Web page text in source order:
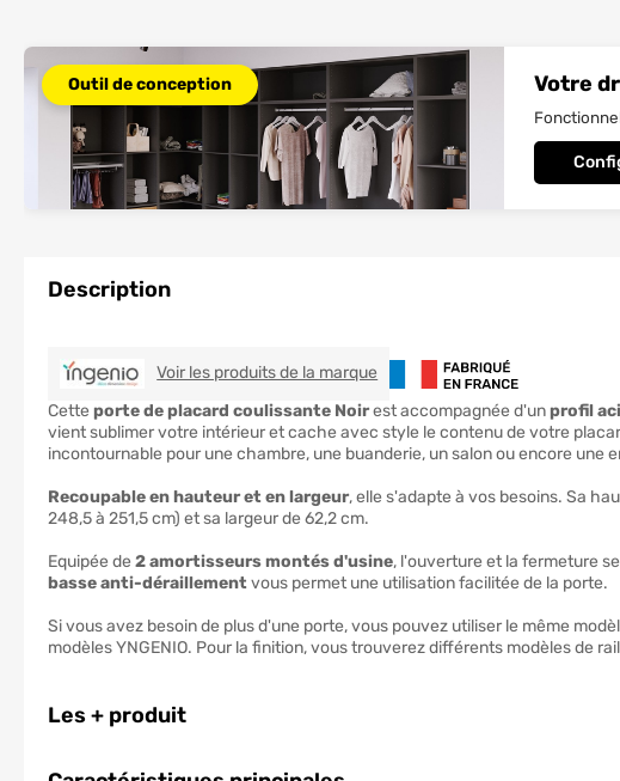
Outil de conception Votre
Description
Voir les produits de la marque YNGENIO
Cette porte de placard coulissante Noirest accompagnée d'unprofil
vient sublimer votre intérieur et cache avec style le contenu de votre
incontournable pour une chambre, une buanderie, un salon ou encore une
Recoupable en hauteur et en largeur, elle s'adapte à vos besoins. Sa
248,5 à 251,5 cm) et sa largeur de 62,2 cm.
Equipée de 2 amortisseurs montés d'usine, l'ouverture et la fermeture
basse anti-déraillementvous permet une utilisation facilitée de la porte.
Si vous avez besoin de plus d'une porte, vous pouvez utiliser le même
modèles YNGENIO. Pour la finition, vous trouverez différents modèles de
Les + produit